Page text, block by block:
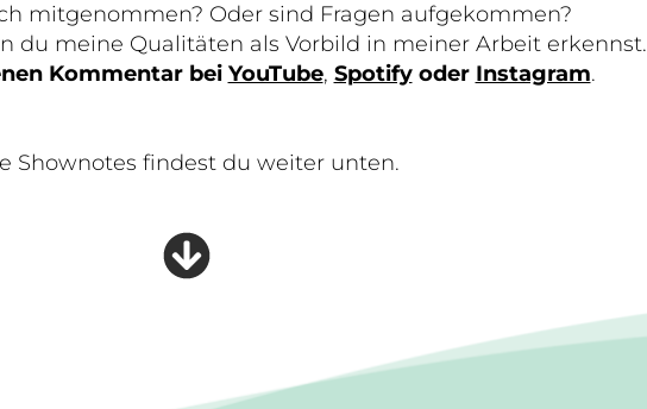
mitgenommen? Oder sind Fragen aufgekommen?
du meine Qualitäten als Vorbild in meiner Arbeit erkennst.
Kommentar bei YouTube, Spotify oder Instagram.
Shownotes findest du weiter unten.